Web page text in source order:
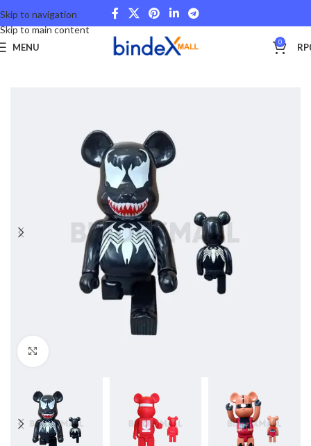
Skip to navigation
Skip to main content
MENU 0 RP
Beranda Interior & Furniture